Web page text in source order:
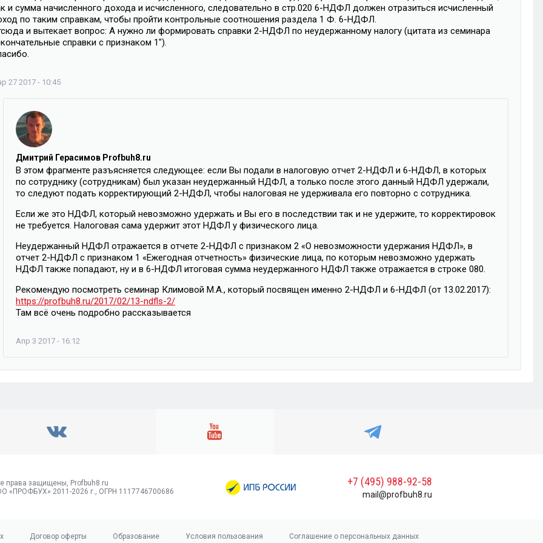
и сумма начисленного дохода и исчисленного, следовательно в стр.020 6-НДФЛ должен отразиться исчисленный
по таким справкам, чтобы пройти контрольные соотношения раздела 1 Ф. 6-НДФЛ.
и вытекает вопрос: А нужно ли формировать справки 2-НДФЛ по неудержанному налогу (цитата из семинара
справки с признаком 1″).
27 2017 - 10:45
Дмитрий Герасимов Profbuh8.ru
В этом фрагменте разъясняется следующее: если Вы подали в налоговую отчет 2-НДФЛ и 6-НДФЛ, в которых
по сотруднику (сотрудникам) был указан неудержанный НДФЛ, а только после этого данный НДФЛ удержали,
то следуют подать корректирующий 2-НДФЛ, чтобы налоговая не удерживала его повторно с сотрудника.
Если же это НДФЛ, который невозможно удержать и Вы его в последствии так и не удержите, то корректировок
не требуется. Налоговая сама удержит этот НДФЛ у физического лица.
Неудержанный НДФЛ отражается в отчете 2-НДФЛ с признаком 2 «О невозможности удержания НДФЛ», в
отчет 2-НДФЛ с признаком 1 «Ежегодная отчетность» физические лица, по которым невозможно удержать
НДФЛ также попадают, ну и в 6-НДФЛ итоговая сумма неудержанного НДФЛ также отражается в строке 080.
Рекомендую посмотреть семинар Климовой М.А., который посвящен именно 2-НДФЛ и 6-НДФЛ (от 13.02.2017):
https://profbuh8.ru/2017/02/13-ndfls-2/
Там всё очень подробно рассказывается
Апр 3 2017 - 16:12
права защищены, Profbuh8.ru
«ПРОФБУХ» 2011-2026 г., ОГРН 1117746700686
+7 (495) 988-92-58
mail@profbuh8.ru
Договор оферты Образование Условия пользования Соглашение о персональных данных